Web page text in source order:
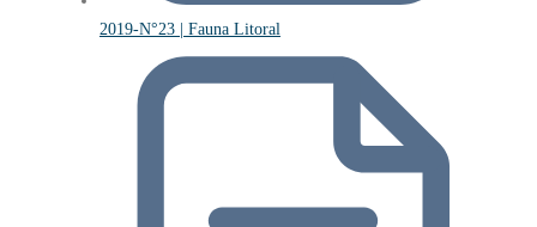
2019-N°23 | Fauna Litoral